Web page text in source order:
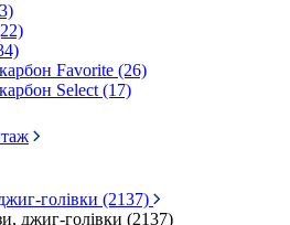
Favorite (26)
Select (17)
голівки (2137)
джиг-голівки (2137)